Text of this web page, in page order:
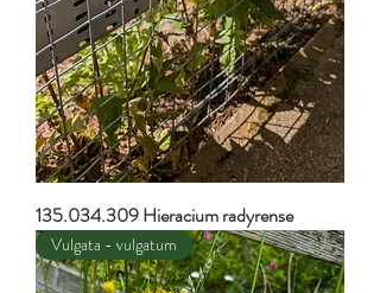
135.034.309 Hieracium radyrense
Vulgata - vulgatum